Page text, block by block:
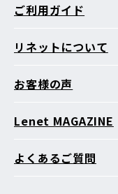
ご利用ガイド
リネットについて
お客様の声
Lenet MAGAZINE
よくあるご質問